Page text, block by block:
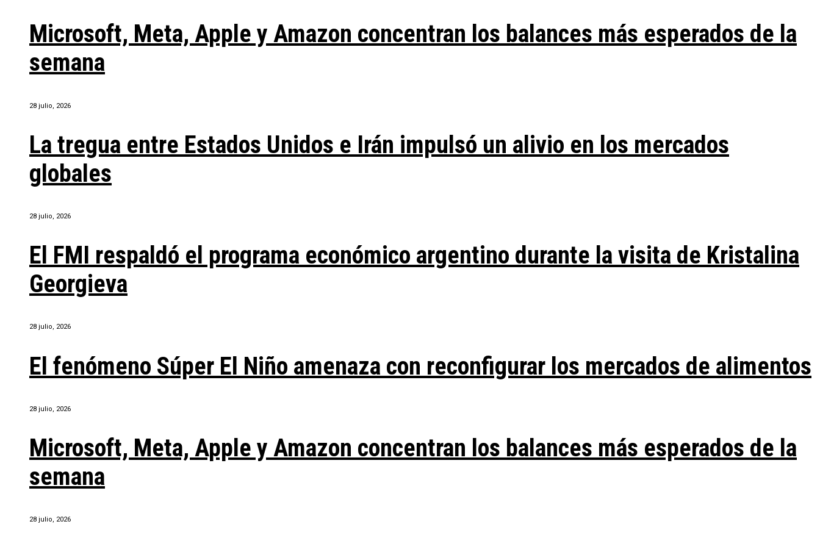
Microsoft, Meta, Apple y Amazon concentran los balances más esperados de la
semana
28 julio, 2026
La tregua entre Estados Unidos e Irán impulsó un alivio en los mercados
globales
28 julio, 2026
El FMI respaldó el programa económico argentino durante la visita de Kristalina
Georgieva
28 julio, 2026
El fenómeno Súper El Niño amenaza con reconfigurar los mercados de alimentos
28 julio, 2026
Microsoft, Meta, Apple y Amazon concentran los balances más esperados de la
semana
28 julio, 2026